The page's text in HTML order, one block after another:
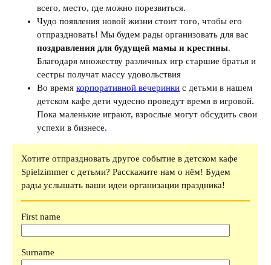
всего, место, где можно порезвиться.
Чудо появления новой жизни стоит того, чтобы его
отпраздновать! Мы будем рады организовать для вас
поздравления для будущей мамы и крестины.
Благодаря множеству различных игр старшие братья и
сестры получат массу удовольствия
Во времякорпоративной вечеринки с детьми в нашем
детском кафе дети чудесно проведут время в игровой.
Пока маленькие играют, взрослые могут обсудить свои
успехи в бизнесе.
Хотите отпраздновать другое событие в детском кафе
Spielzimmer с детьми? Расскажите нам о нём! Будем
рады услышать ваши идеи организации праздника!
First name
Surname